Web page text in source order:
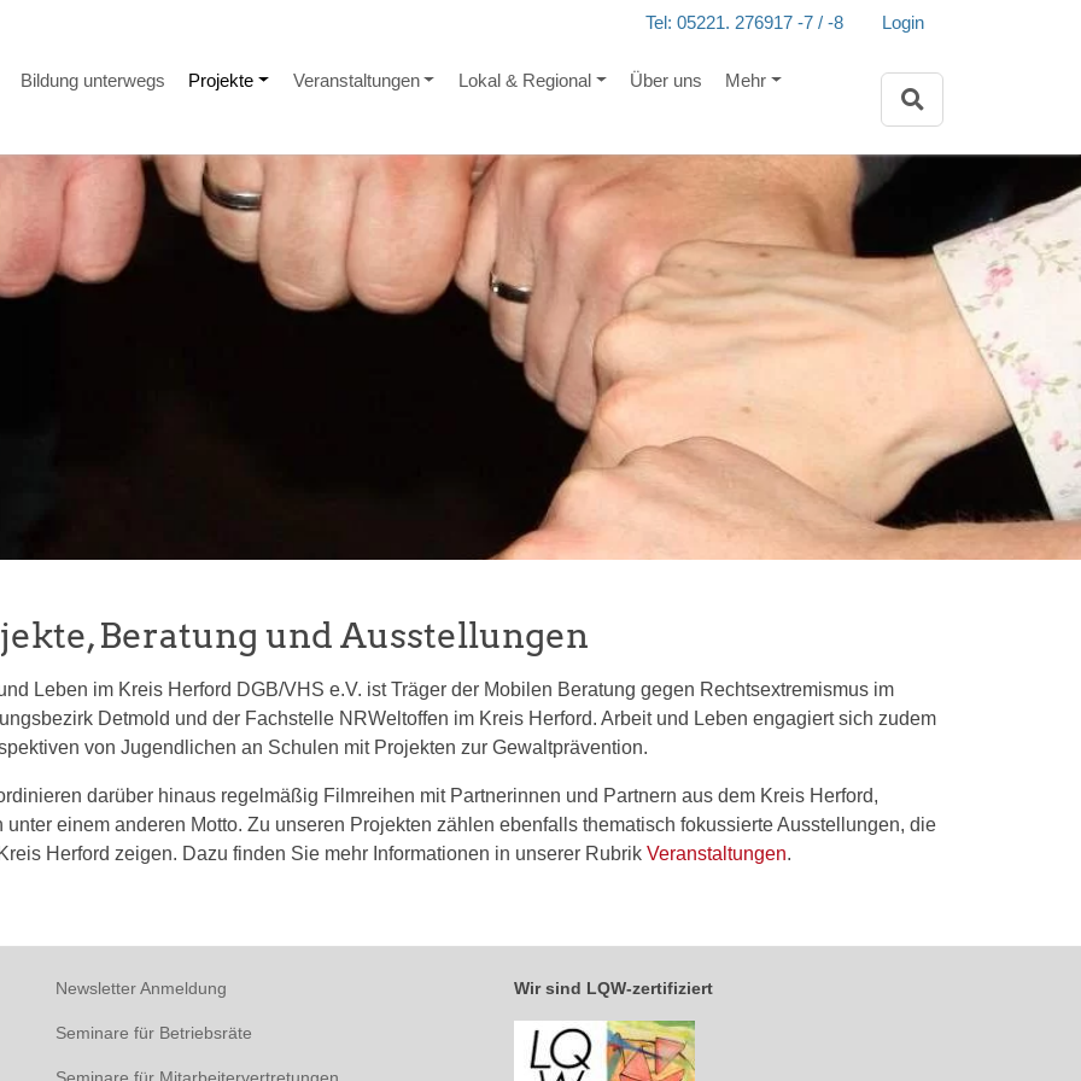
Tel: 05221. 276917 -7 / -8 Login
Bildung unterwegs Projekte Veranstaltungen Lokal & Regional Über uns Mehr
Beratung und Ausstellungen
Leben im Kreis Herford DGB/VHS e.V. ist Träger der Mobilen Beratung gegen Rechtsextremismus im
Detmold und der Fachstelle NRWeltoffen im Kreis Herford. Arbeit und Leben engagiert sich zudem
von Jugendlichen an Schulen mit Projekten zur Gewaltprävention.
darüber hinaus regelmäßig Filmreihen mit Partnerinnen und Partnern aus dem Kreis Herford,
unter einem anderen Motto. Zu unseren Projekten zählen ebenfalls thematisch fokussierte Ausstellungen, die
Herford zeigen. Dazu finden Sie mehr Informationen in unserer Rubrik Veranstaltungen.
Newsletter Anmeldung
Seminare für Betriebsräte
Wir sind LQW-zertifiziert